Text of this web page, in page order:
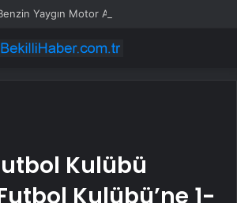
Yaygın Motor Arızasına Yol Açmadı
Kulübü
Kulübü’ne 1-